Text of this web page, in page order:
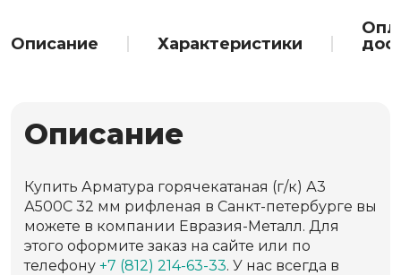
Описание Характеристики
Описание
Купить Арматура горячекатаная (г/к) А3
А500С 32 мм рифленая в Санкт-петербурге вы
можете в компании Евразия-Металл. Для
этого оформите заказ на сайте или по
телефону +7 (812) 214-63-33. У нас всегда в